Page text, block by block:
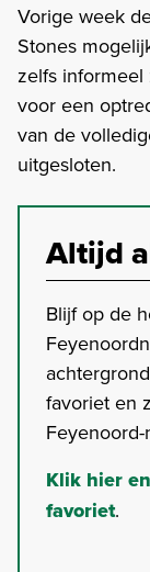
Vorige week
Stones
zelfs
voor een
van de
uitgesloten.
Altijd
Blijf op de
favoriet en
Klik hier
favoriet.